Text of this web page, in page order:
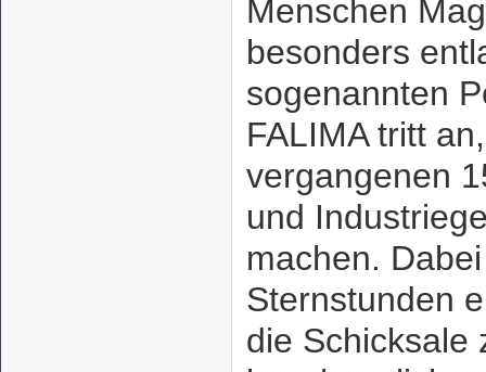
Menschen
besonders
sogenannten
FALIMA tritt
vergangenen
und
machen.
Sternstunden
die Schicksale